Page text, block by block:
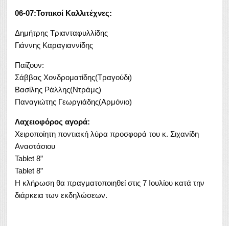
06-07:Τοπικοί Καλλιτέχνες:
Δημήτρης Τριανταφυλλίδης
Γιάννης Καραγιαννίδης
Παίζουν:
Σάββας Χονδροματίδης(Τραγούδι)
Βασίλης Ράλλης(Ντράμς)
Παναγιώτης Γεωργιάδης(Αρμόνιο)
Λαχειοφόρος αγορά:
Χειροποίητη ποντιακή λύρα προσφορά του κ. Σιχανίδη
Αναστάσιου
Tablet 8”
Tablet 8”
Η κλήρωση θα πραγματοποιηθεί στις 7 Ιουλίου κατά την
διάρκεια των εκδηλώσεων.